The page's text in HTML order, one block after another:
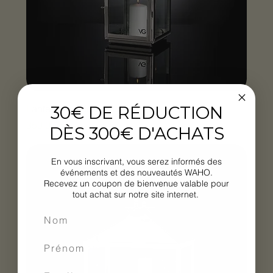
Lanterne outdoor
350,00 €
30€ DE RÉDUCTION
DÈS 300€ D'ACHATS
En vous inscrivant, vous serez informés des
événements et des nouveautés WAHO.
Recevez un coupon de bienvenue valable pour
tout achat sur notre site internet.